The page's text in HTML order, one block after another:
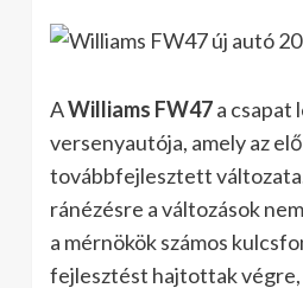
AWilliams FW47a csapat
versenyautója, amely az
továbbfejlesztett
ránézésre a változások
a mérnökök számos
fejlesztést hajtottak végre,